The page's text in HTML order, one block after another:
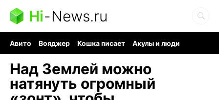
Hi-News.ru
Авито Вояджер Кошка писает
Акулы и люди
Над Землей можно
натянуть огромный